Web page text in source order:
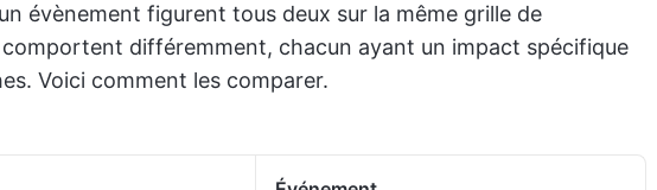
évènement figurent tous deux sur la même grille de
comportent différemment, chacun ayant un impact spécifique
Voici comment les comparer.